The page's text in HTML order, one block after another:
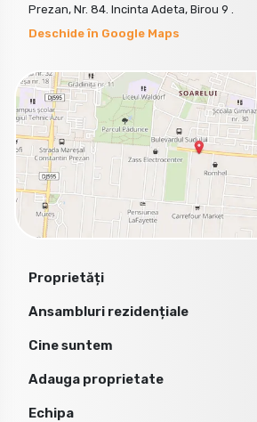
Prezan, Nr. 84. Incinta Adeta, Birou 9 .
Deschide în Google Maps
Proprietăți
Ansambluri rezidențiale
Cine suntem
Adauga proprietate
Echipa